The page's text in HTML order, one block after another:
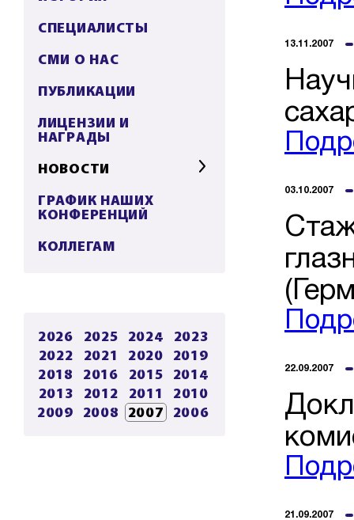
СПЕЦИАЛИСТЫ
СМИ О НАС
ПУБЛИКАЦИИ
ЛИЦЕНЗИИ И
НАГРАДЫ
НОВОСТИ
ГРАФИК НАШИХ
КОНФЕРЕНЦИЙ
КОЛЛЕГАМ
2026 2025 2024
2023
2022
2021 2020
2019
2018
2016 2015
2014
2013
2012 2011
2010
2009
2008 2007 2006
13.11.2007
03.10.2007
22.09.2007
21.09.2007